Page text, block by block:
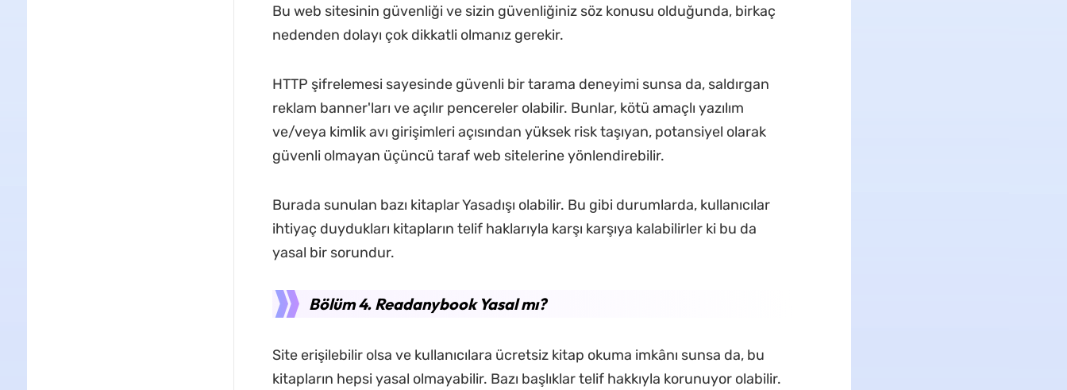
Bu web sitesinin güvenliği ve sizin güvenliğiniz söz konusu olduğunda, birkaç
nedenden dolayı çok dikkatli olmanız gerekir.
HTTP şifrelemesi sayesinde güvenli bir tarama deneyimi sunsa da, saldırgan
reklam banner'ları ve açılır pencereler olabilir. Bunlar, kötü amaçlı yazılım
ve/veya kimlik avı girişimleri açısından yüksek risk taşıyan, potansiyel olarak
güvenli olmayan üçüncü taraf web sitelerine yönlendirebilir.
Burada sunulan bazı kitaplar Yasadışı olabilir. Bu gibi durumlarda, kullanıcılar
ihtiyaç duydukları kitapların telif haklarıyla karşı karşıya kalabilirler ki bu da
yasal bir sorundur.
Bölüm 4. Readanybook Yasal mı?
Site erişilebilir olsa ve kullanıcılara ücretsiz kitap okuma imkânı sunsa da, bu
kitapların hepsi yasal olmayabilir. Bazı başlıklar telif hakkıyla korunuyor olabilir.